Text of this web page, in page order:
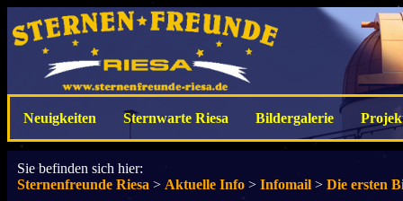
Neuigkeiten Sternwarte Riesa Bildergalerie
Sie befinden sich hier:
Sternenfreunde Riesa > Aktuelle Info > Infomail > Die ersten